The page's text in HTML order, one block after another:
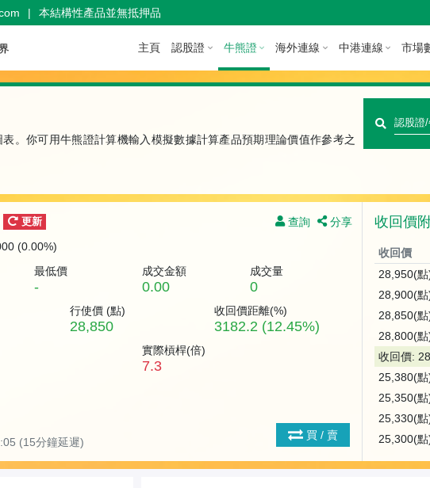
| 本結構性產品並無抵押品
主頁 認股證 牛熊證 海外連線 中港連線 市場
。你可用牛熊證計算機輸入模擬數據計算產品預期理論價值作參考之
快
速
尋
認
股
證
/
牛
熊
證
/
股
證
查詢 分享
更新
(0.00%)
最低價
-
成交金額
0.00
成交量
0
行使價 (點)
28,850
收回價距離(%)
3182.2 (12.45%)
實際槓桿(倍)
7.3
(15分鐘延遲)
買 / 賣
收回價
收回價
28,950(點
28,900(點
28,850(點
28,800(點
收回價:
25,380(點
25,350(點
25,330(點
25,300(點